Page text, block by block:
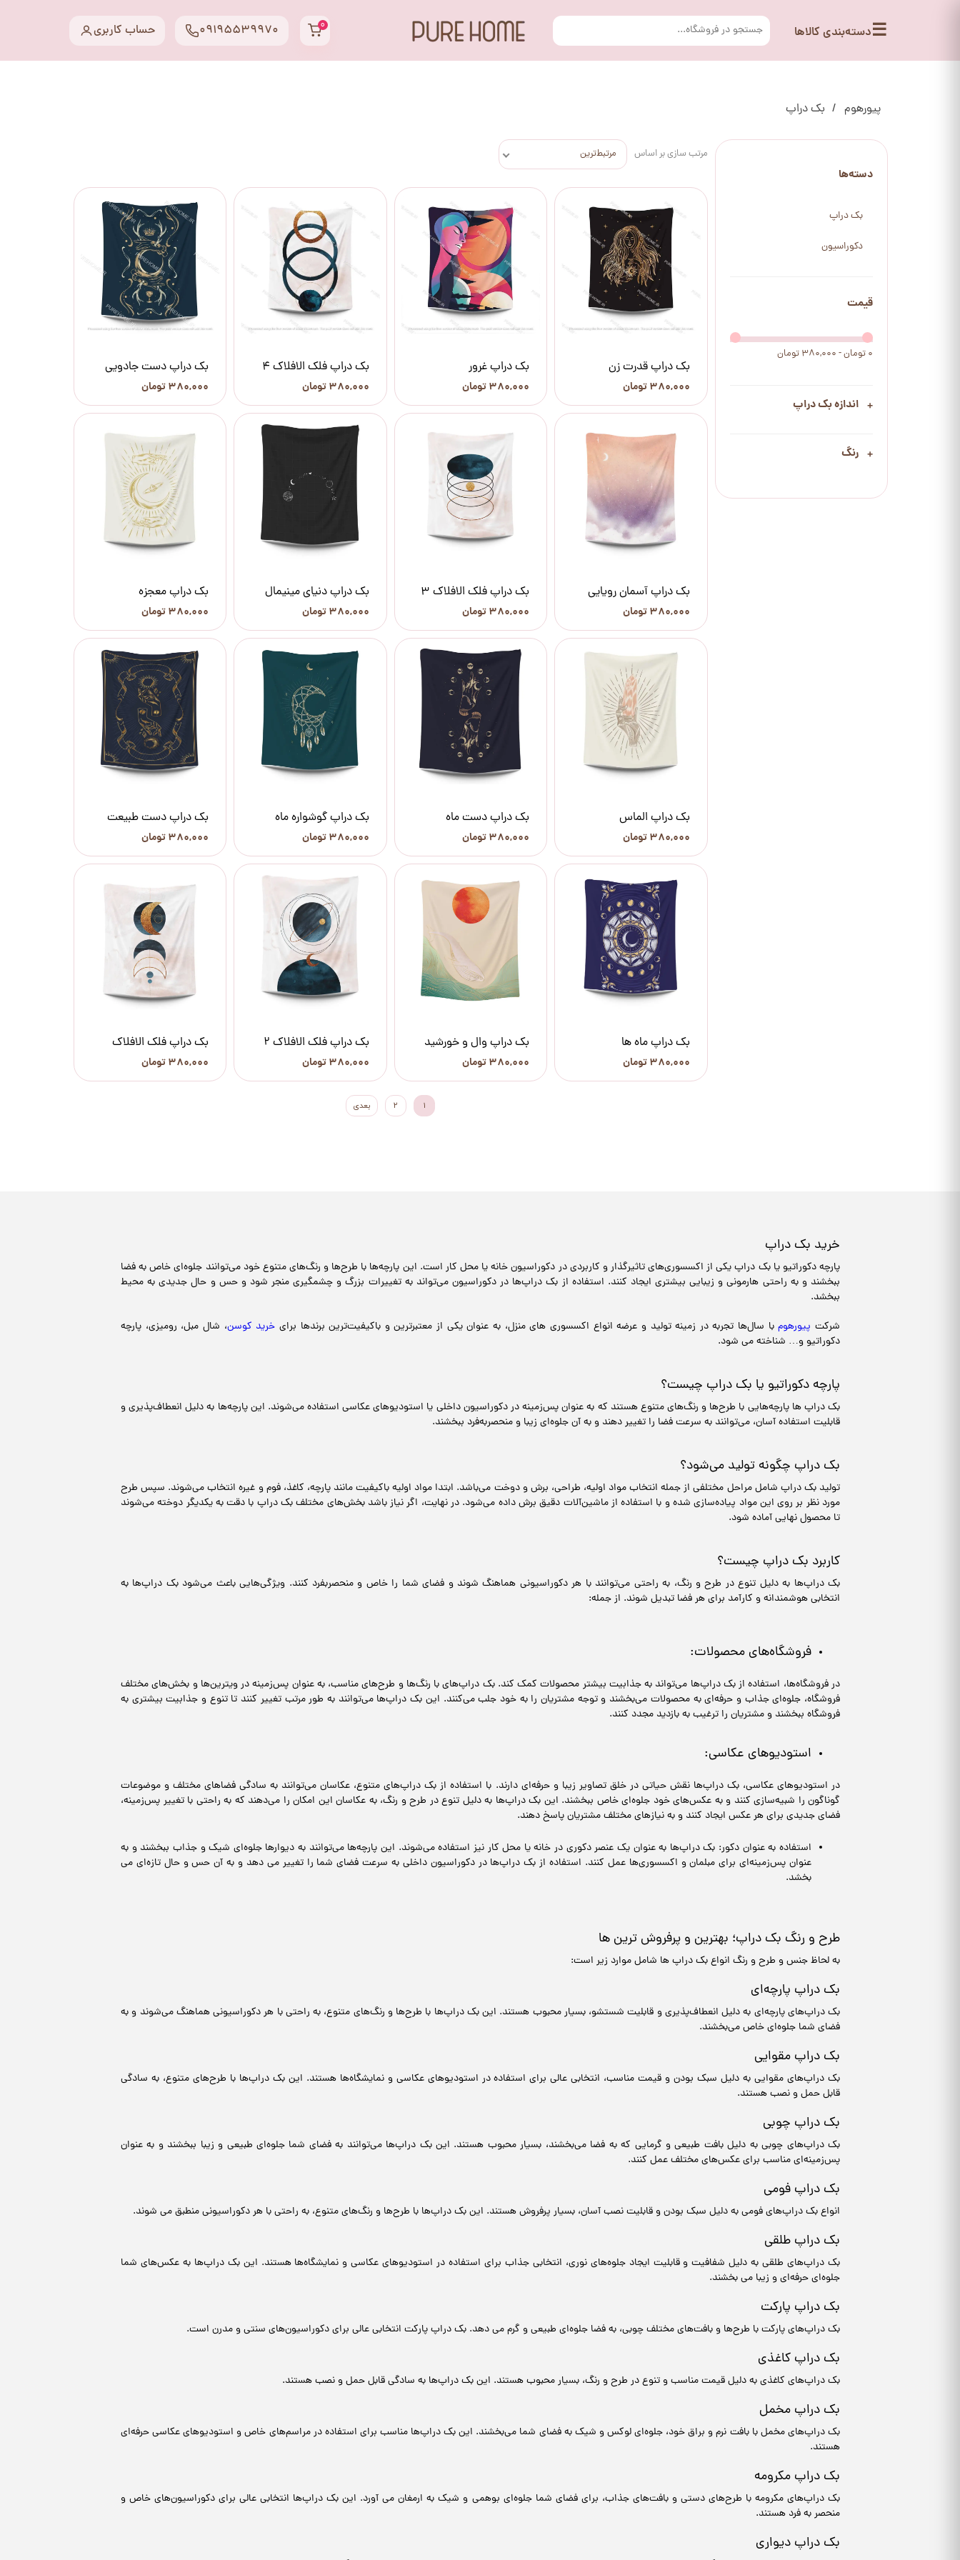
☰دسته‌بندی کالاها ۰ حساب کاربری 09195539970
پیورهوم بک دراپ
دسته‌ها
بک دراپ
دکوراسیون
قیمت
۰ تومان - ۳۸۰,۰۰۰ تومان
اندازه بک دراپ
رنگ
مرتب سازی بر اساس مرتبط‌ترین
بک دراپ قدرت زن
۳۸۰,۰۰۰ تومان
بک دراپ غرور
۳۸۰,۰۰۰ تومان
بک دراپ فلک الافلاک 4
۳۸۰,۰۰۰ تومان
بک دراپ دست جادویی
۳۸۰,۰۰۰ تومان
بک دراپ آسمان رویایی
۳۸۰,۰۰۰ تومان
بک دراپ فلک الافلاک 3
۳۸۰,۰۰۰ تومان
بک دراپ دنیای مینیمال
۳۸۰,۰۰۰ تومان
بک دراپ معجزه
۳۸۰,۰۰۰ تومان
بک دراپ الماس
۳۸۰,۰۰۰ تومان
بک دراپ دست ماه
۳۸۰,۰۰۰ تومان
بک دراپ گوشواره ماه
۳۸۰,۰۰۰ تومان
بک دراپ دست طبیعت
۳۸۰,۰۰۰ تومان
بک دراپ ماه ها
۳۸۰,۰۰۰ تومان
بک دراپ وال و خورشید
۳۸۰,۰۰۰ تومان
بک دراپ فلک الافلاک 2
۳۸۰,۰۰۰ تومان
بک دراپ فلک الافلاک
۳۸۰,۰۰۰ تومان
۱ ۲ بعدی
خرید بک دراپ
پارچه دکوراتیو یا بک دراپ یکی از اکسسوری‌های تاثیرگذار و کاربردی در دکوراسیون خانه یا محل کار است. این پارچه‌ها با طرح‌ها و رنگ‌های متنوع خود می‌توانند جلوه‌ای خاص به فضا
ببخشند و به راحتی هارمونی و زیبایی بیشتری ایجاد کنند. استفاده از بک دراپ‌ها در دکوراسیون می‌تواند به تغییرات بزرگ و چشمگیری منجر شود و حس و حال جدیدی به محیط
ببخشد.
شرکت پیورهومبا سال‌ها تجربه در زمینه تولید و عرضه انواع اکسسوری های منزل، به عنوان یکی از معتبرترین و باکیفیت‌ترین برندها برای خرید کوسن، شال مبل، رومیزی، پارچه
دکوراتیو و… شناخته می شود.
پارچه دکوراتیو یا بک دراپ چیست؟
بک دراپ ها پارچه‌هایی با طرح‌ها و رنگ‌های متنوع هستند که به عنوان پس‌زمینه در دکوراسیون داخلی یا استودیوهای عکاسی استفاده می‌شوند. این پارچه‌ها به دلیل انعطاف‌پذیری و
قابلیت استفاده آسان، می‌توانند به سرعت فضا را تغییر دهند و به آن جلوه‌ای زیبا و منحصربه‌فرد ببخشند.
بک دراپ چگونه تولید می‌شود؟
تولید بک دراپ شامل مراحل مختلفی از جمله انتخاب مواد اولیه، طراحی، برش و دوخت می‌باشد. ابتدا مواد اولیه باکیفیت مانند پارچه، کاغذ، فوم و غیره انتخاب می‌شوند. سپس طرح
مورد نظر بر روی این مواد پیاده‌سازی شده و با استفاده از ماشین‌آلات دقیق برش داده می‌شود. در نهایت، اگر نیاز باشد بخش‌های مختلف بک دراپ با دقت به یکدیگر دوخته می‌شوند
تا محصول نهایی آماده شود.
کاربرد بک دراپ چیست؟
بک دراپ‌ها به دلیل تنوع در طرح و رنگ، به راحتی می‌توانند با هر دکوراسیونی هماهنگ شوند و فضای شما را خاص و منحصربفرد کنند. ویژگی‌هایی باعث می‌شود بک دراپ‌ها به
انتخابی هوشمندانه و کارآمد برای هر فضا تبدیل شوند. از جمله:
فروشگاه‌های محصولات:
در فروشگاه‌ها، استفاده از بک دراپ‌ها می‌تواند به جذابیت بیشتر محصولات کمک کند. بک دراپ‌های با رنگ‌ها و طرح‌های مناسب، به عنوان پس‌زمینه در ویترین‌ها و بخش‌های مختلف
فروشگاه، جلوه‌ای جذاب و حرفه‌ای به محصولات می‌بخشند و توجه مشتریان را به خود جلب می‌کنند. این بک دراپ‌ها می‌توانند به طور مرتب تغییر کنند تا تنوع و جذابیت بیشتری به
فروشگاه ببخشند و مشتریان را ترغیب به بازدید مجدد کنند.
استودیوهای عکاسی:
در استودیوهای عکاسی، بک دراپ‌ها نقش حیاتی در خلق تصاویر زیبا و حرفه‌ای دارند. با استفاده از بک دراپ‌های متنوع، عکاسان می‌توانند به سادگی فضاهای مختلف و موضوعات
گوناگون را شبیه‌سازی کنند و به عکس‌های خود جلوه‌ای خاص ببخشند. این بک دراپ‌ها به دلیل تنوع در طرح و رنگ، به عکاسان این امکان را می‌دهند که به راحتی با تغییر پس‌زمینه،
فضای جدیدی برای هر عکس ایجاد کنند و به نیازهای مختلف مشتریان پاسخ دهند.
استفاده به عنوان دکور: بک دراپ‌ها به عنوان یک عنصر دکوری در خانه یا محل کار نیز استفاده می‌شوند. این پارچه‌ها می‌توانند به دیوارها جلوه‌ای شیک و جذاب ببخشند و به
عنوان پس‌زمینه‌ای برای مبلمان و اکسسوری‌ها عمل کنند. استفاده از بک دراپ‌ها در دکوراسیون داخلی به سرعت فضای شما را تغییر می دهد و به آن حس و حال تازه‌ای می
بخشد.
طرح و رنگ بک دراپ؛ بهترین و پرفروش ترین ها
به لحاظ جنس و طرح و رنگ انواع بک دراپ ها شامل موارد زیر است:
بک دراپ پارچه‌ای
بک دراپ‌های پارچه‌ای به دلیل انعطاف‌پذیری و قابلیت شستشو، بسیار محبوب هستند. این بک دراپ‌ها با طرح‌ها و رنگ‌های متنوع، به راحتی با هر دکوراسیونی هماهنگ می‌شوند و به
فضای شما جلوه‌ای خاص می‌بخشند.
بک دراپ مقوایی
بک دراپ‌های مقوایی به دلیل سبک بودن و قیمت مناسب، انتخابی عالی برای استفاده در استودیوهای عکاسی و نمایشگاه‌ها هستند. این بک دراپ‌ها با طرح‌های متنوع، به سادگی
قابل حمل و نصب هستند.
بک دراپ چوبی
بک دراپ‌های چوبی به دلیل بافت طبیعی و گرمایی که به فضا می‌بخشند، بسیار محبوب هستند. این بک دراپ‌ها می‌توانند به فضای شما جلوه‌ای طبیعی و زیبا ببخشند و به عنوان
پس‌زمینه‌ای مناسب برای عکس‌های مختلف عمل کنند.
بک دراپ فومی
انواع بک دراپ‌های فومی به دلیل سبک بودن و قابلیت نصب آسان، بسیار پرفروش هستند. این بک دراپ‌ها با طرح‌ها و رنگ‌های متنوع، به راحتی با هر دکوراسیونی منطبق می شوند.
بک دراپ طلقی
بک دراپ‌های طلقی به دلیل شفافیت و قابلیت ایجاد جلوه‌های نوری، انتخابی جذاب برای استفاده در استودیوهای عکاسی و نمایشگاه‌ها هستند. این بک دراپ‌ها به عکس‌های شما
جلوه‌ای حرفه‌ای و زیبا می بخشند.
بک دراپ پارکت
بک دراپ‌های پارکت با طرح‌ها و بافت‌های مختلف چوبی، به فضا جلوه‌ای طبیعی و گرم می دهد. بک دراپ‌ پارکت انتخابی عالی برای دکوراسیون‌های سنتی و مدرن است.
بک دراپ کاغذی
بک دراپ‌های کاغذی به دلیل قیمت مناسب و تنوع در طرح و رنگ، بسیار محبوب هستند. این بک دراپ‌ها به سادگی قابل حمل و نصب هستند.
بک دراپ مخمل
بک دراپ‌های مخمل با بافت نرم و براق خود، جلوه‌ای لوکس و شیک به فضای شما می‌بخشند. این بک دراپ‌ها مناسب برای استفاده در مراسم‌های خاص و استودیوهای عکاسی حرفه‌ای
هستند.
بک دراپ مکرومه
بک دراپ‌های مکرومه با طرح‌های دستی و بافت‌های جذاب، برای فضای شما جلوه‌ای بوهمی و شیک به ارمغان می آورد. این بک دراپ‌ها انتخابی عالی برای دکوراسیون‌های خاص و
منحصر به فرد هستند.
بک دراپ دیواری